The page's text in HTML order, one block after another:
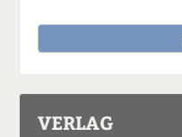
VERLAG